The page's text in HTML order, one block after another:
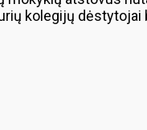
kolegijų